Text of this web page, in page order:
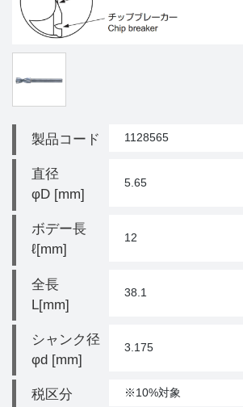
製品コード 1128565
直径
φD [mm]
5.65
ボデー長
ℓ[mm]
12
全長
L[mm]
38.1
シャンク径
φd [mm]
3.175
税区分 ※10%対象